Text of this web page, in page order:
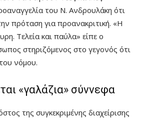
του Ν. Ανδρουλάκη ότι
πρόταση για προανακριτική. «Η
Τελεία και παύλα» είπε ο
στηριζόμενος στο γεγονός ότι
νόμου.
«γαλάζια» σύννεφα
της συγκεκριμένης διαχείρισης